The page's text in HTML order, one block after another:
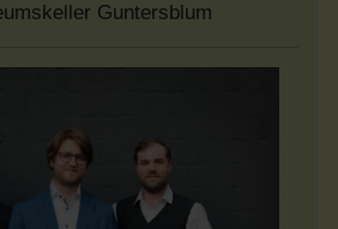
Guntersblum